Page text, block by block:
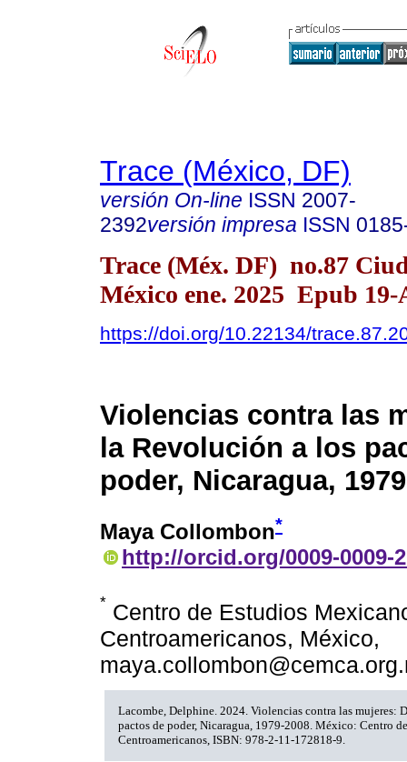
Trace (México, DF)
versión On-line ISSN 2007-
2392versión impresa ISSN
Trace (Méx. DF) no.87
México ene. 2025 Epub 19-
https://doi.org/10.22134/
Violencias contra las
la Revolución a los
poder, Nicaragua,
Maya Collombon*
http://orcid.org/0009-0009-
* Centro de Estudios
Centroamericanos, México,
Lacombe, Delphine. 2024. Violencias contra las mujeres:
pactos de poder, Nicaragua, 1979-2008. México: Centro
Centroamericanos, ISBN: 978-2-11-172818-9.